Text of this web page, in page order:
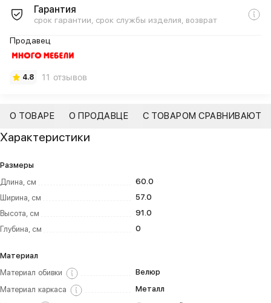
Гарантия
срок гарантии, срок службы изделия, возврат
Продавец
4.8 11 отзывов
О ТОВАРЕ О ПРОДАВЦЕ С ТОВАРОМ СРАВНИВАЮТ
Характеристики
Размеры
Длина, см
60.0
Ширина, см
57.0
Высота, см
91.0
Глубина, см
0
Материал
Материал обивки
Велюр
Материал каркаса
Металл